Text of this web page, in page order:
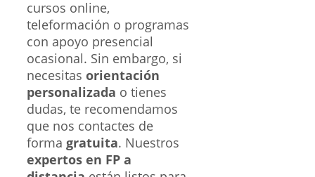
cursos online,
teleformación o programas
con apoyo presencial
ocasional. Sin embargo, si
necesitas orientación
personalizada o tienes
dudas, te recomendamos
que nos contactes de
forma gratuita. Nuestros
expertos en FP a